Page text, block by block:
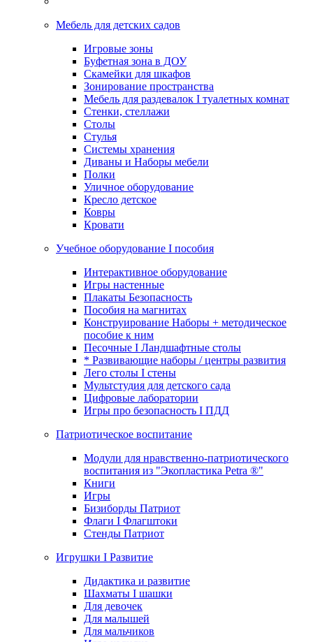
Мебель для детских садов
Игровые зоны
Буфетная зона в ДОУ
Скамейки для шкафов
Зонирование пространства
Мебель для раздевалок I туалетных комнат
Стенки, стеллажи
Столы
Стулья
Системы хранения
Диваны и Наборы мебели
Полки
Уличное оборудование
Кресло детское
Ковры
Кровати
Учебное оборудование I пособия
Интерактивное оборудование
Игры настенные
Плакаты Безопасность
Пособия на магнитах
Конструирование Наборы + методическое
пособие к ним
Песочные I Ландшафтные столы
* Развивающие наборы / центры развития
Лего столы I стены
Мультстудия для детского сада
Цифровые лаборатории
Игры про безопасность I ПДД
Патриотическое воспитание
Модули для нравственно-патриотического
воспитания из "Экопластика Petra ®"
Книги
Игры
Бизиборды Патриот
Флаги I Флагштоки
Стенды Патриот
Игрушки I Развитие
Дидактика и развитие
Шахматы I шашки
Для девочек
Для малышей
Для мальчиков